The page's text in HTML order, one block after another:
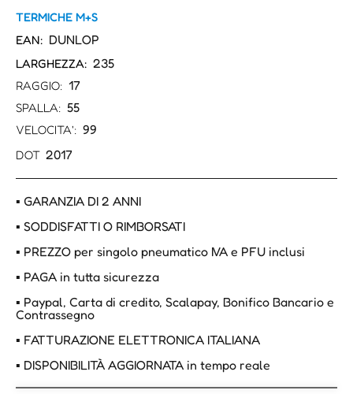
TERMICHE M+S
EAN: DUNLOP
LARGHEZZA: 235
RAGGIO: 17
SPALLA: 55
VELOCITA': 99
DOT 2017
▪ GARANZIA DI 2 ANNI
▪ SODDISFATTI O RIMBORSATI
▪ PREZZO per singolo pneumatico IVA e PFU inclusi
▪ PAGA in tutta sicurezza
▪ Paypal, Carta di credito, Scalapay, Bonifico Bancario e
Contrassegno
▪ FATTURAZIONE ELETTRONICA ITALIANA
▪ DISPONIBILITÀ AGGIORNATA in tempo reale